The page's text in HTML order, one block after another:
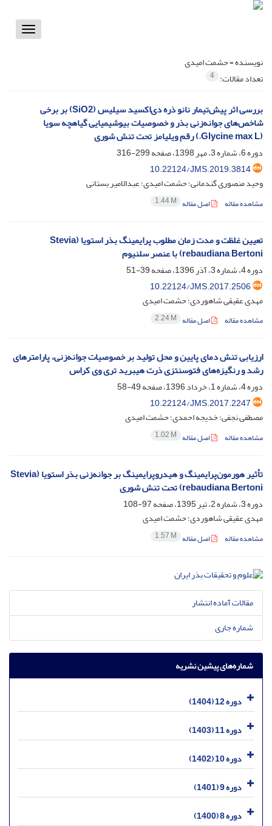
Toggle
نویسنده =حشمت امیدی
تعداد مقالات: 4
بررسی اثر پیش‌تیمار نانو ذره‌ دی‌اکسید سیلیس (SiO2) بر برخی
شاخص‌های جوانه‌زنی بذر و خصوصیات بیوشیمیایی گیاهچه سویا
(Glycine max L.) رقم ویلیامز تحت تنش شوری
دوره 6، شماره 3، مهر 1398، صفحه
299-316
10.22124/JMS.2019.3814
وحید منصوری گندمانی؛ حشمت امیدی؛ عبدالامیر بستانی
مشاهده مقاله اصل مقاله 1.44 M
تعیین غلظت و مدت زمان مطلوب پرایمینگ بذر استویا (Stevia
rebaudiana Bertoni) با عنصر سلنیوم
دوره 4، شماره 3، آذر 1396، صفحه
39-51
10.22124/JMS.2017.2506
مهدی عقیقی شاهوردی؛ حشمت امیدی
مشاهده مقاله اصل مقاله 2.24 M
ارزیابی تنش دمای پایین و محل تولید بر خصوصیات جوانه‌زنی، پارامترهای
رشد و رنگیزه‌های فتوسنتزی ذرت هیبرید تری وی کراس
دوره 4، شماره 1، خرداد 1396، صفحه
49-58
10.22124/JMS.2017.2247
مصطفی نجفی؛ خدیجه احمدی؛ حشمت امیدی
مشاهده مقاله اصل مقاله 1.02 M
تأثیر هورمون‌پرایمینگ و هیدروپرایمینگ بر جوانه‌زنی بذر استویا (Stevia
rebaudiana Bertoni) تحت تنش شوری
دوره 3، شماره 2، تیر 1395، صفحه
97-108
مهدی عقیقی شاهوردی؛ حشمت امیدی
مشاهده مقاله اصل مقاله 1.57 M
مقالات آماده انتشار
شماره جاری
شماره‌های پیشین نشریه
دوره 12 (1404)
دوره 11 (1403)
دوره 10 (1402)
دوره 9 (1401)
دوره 8 (1400)